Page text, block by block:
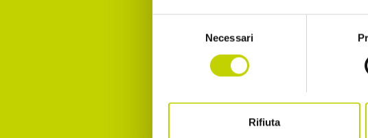
Necessari
Rifiuta
Dichiaro di
Accetto di
punto 2.b